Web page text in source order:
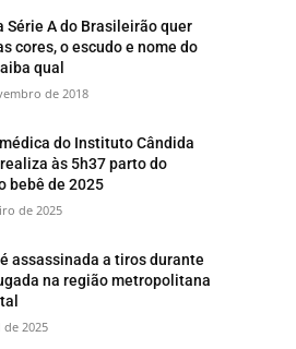
Série A do Brasileirão quer
cores, o escudo e nome do
qual
de 2018
do Instituto Cândida
às 5h37 parto do
bebê de 2025
de 2025
assassinada a tiros durante
na região metropolitana
2025